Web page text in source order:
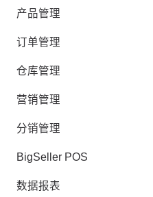
产品管理
订单管理
仓库管理
营销管理
分销管理
BigSeller POS
数据报表